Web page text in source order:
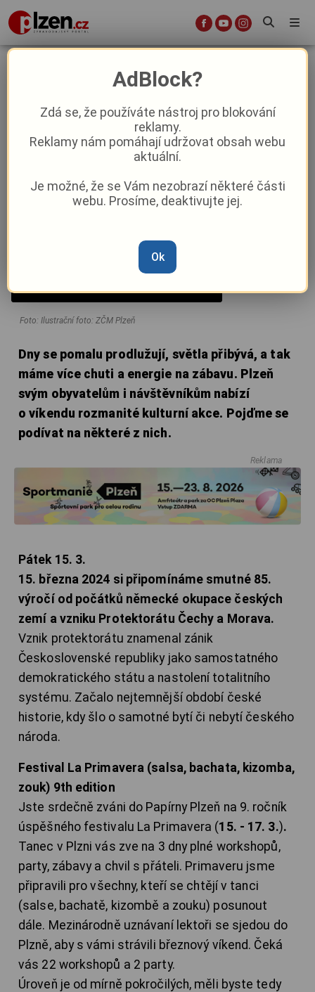
Kulturní tipy: co přinese třetí
březnový víkend?
14. 3. 2024|17:00
Foto: Ilustrační foto: ZČM Plzeň
Dny se pomalu prodlužují, světla přibývá, a tak
máme více chuti a energie na zábavu. Plzeň
svým obyvatelům i návštěvníkům nabízí
o víkendu rozmanité kulturní akce. Pojďme se
podívat na některé z nich.
Reklama
Pátek 15. 3.
15. března 2024 si připomínáme smutné 85.
výročí od počátků německé okupace českých
zemí a vzniku Protektorátu Čechy a Morava.
Vznik protektorátu znamenal zánik
Československé republiky jako samostatného
demokratického státu a nastolení totalitního
systému. Začalo nejtemnější období české
historie, kdy šlo o samotné bytí či nebytí českého
národa.
Festival La Primavera (salsa, bachata, kizomba,
zouk) 9th edition
Jste srdečně zváni do Papírny Plzeň na 9. ročník
úspěšného festivalu La Primavera (15. - 17. 3.).
Tanec v Plzni vás zve na 3 dny plné workshopů,
party, zábavy a chvil s přáteli. Primaveru jsme
připravili pro všechny, kteří se chtějí v tanci
(salse, bachatě, kizombě a zouku) posunout
dále. Mezinárodně uznávaní lektoři se sjedou do
Plzně, aby s vámi strávili březnový víkend. Čeká
vás 22 workshopů a 2 party.
Úroveň je od mírně pokročilých, měli byste tedy
AdBlock?
Zdá se, že používáte nástroj pro blokování
reklamy.
Reklamy nám pomáhají udržovat obsah webu
aktuální.
Je možné, že se Vám nezobrazí některé části
webu. Prosíme, deaktivujte jej.
Ok